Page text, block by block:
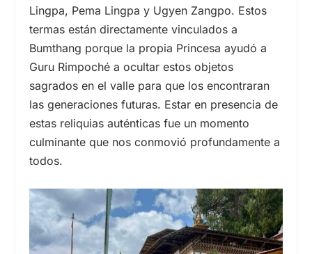
Lingpa, Pema Lingpa y Ugyen Zangpo. Estos
termas están directamente vinculados a
Bumthang porque la propia Princesa ayudó a
Guru Rimpoché a ocultar estos objetos
sagrados en el valle para que los encontraran
las generaciones futuras. Estar en presencia de
estas reliquias auténticas fue un momento
culminante que nos conmovió profundamente a
todos.